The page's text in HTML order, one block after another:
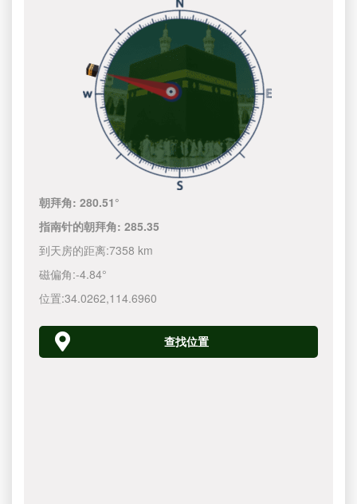
朝拜角:280.51°
指南针的朝拜角:285.35
到天房的距离:7358 km
磁偏角:-4.84°
位置:34.0262,114.6960
查找位置